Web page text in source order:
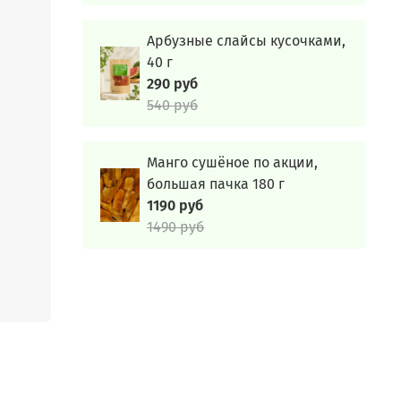
Арбузные слайсы кусочками,
40 г
290 руб
540 руб
Манго сушёное по акции,
большая пачка 180 г
1190 руб
1490 руб